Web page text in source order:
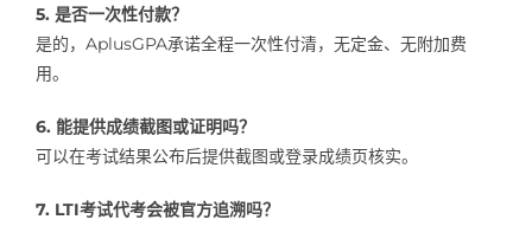
5. 是否一次性付款？
是的，AplusGPA承诺全程一次性付清，无定金、无附加费
用。
6. 能提供成绩截图或证明吗？
可以在考试结果公布后提供截图或登录成绩页核实。
7. LTI考试代考会被官方追溯吗？